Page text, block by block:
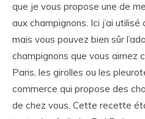
que je vous propose une de
aux champignons. Ici j’ai
mais vous pouvez bien sûr
champignons que vous aimez
Paris, les girolles ou les
commerce qui propose des
de chez vous. Cette recette